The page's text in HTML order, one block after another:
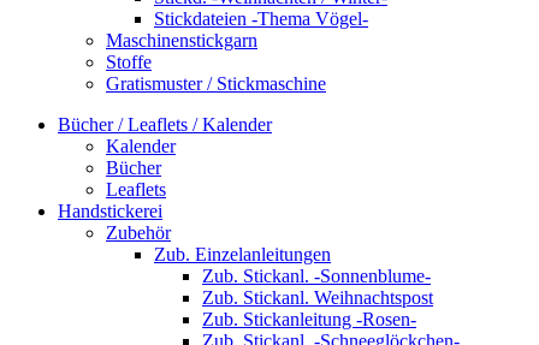
Stickdateien -Thema Vögel-
Maschinenstickgarn
Stoffe
Gratismuster / Stickmaschine
Bücher / Leaflets / Kalender
Kalender
Bücher
Leaflets
Handstickerei
Zubehör
Zub. Einzelanleitungen
Zub. Stickanl. -Sonnenblume-
Zub. Stickanl. Weihnachtspost
Zub. Stickanleitung -Rosen-
Zub. Stickanl. -Schneeglöckchen-